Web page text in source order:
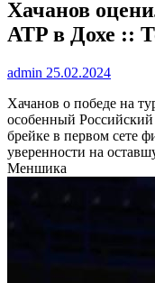
Хачанов
ATP в Дохе ::
admin 25.02.2024
Хачанов о победе на
особенный Российский
брейке в первом сете
уверенности на
Меншика